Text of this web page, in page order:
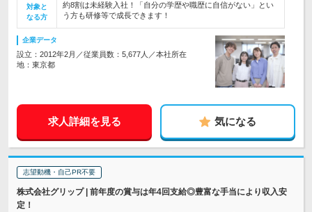
対象と
なる方
約8割は未経験入社！「自分の学歴や職歴に自信がない」とい
う方も研修等で成長できます！
企業データ
設立：2012年2月／従業員数：5,677人／本社所在
地：東京都
求人詳細を見る 気になる
志望動機・自己PR不要
株式会社グリップ | 前年度の賞与は年4回支給◎豊富な手当により収入安
定！